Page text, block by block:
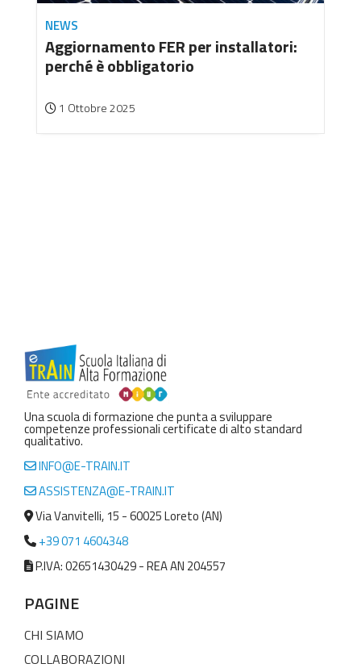
NEWS
Aggiornamento FER per installatori:
perché è obbligatorio
1 Ottobre 2025
Una scuola di formazione che punta a sviluppare
competenze professionali certificate di alto standard
qualitativo.
INFO@E-TRAIN.IT
ASSISTENZA@E-TRAIN.IT
Via Vanvitelli, 15 - 60025 Loreto (AN)
+39 071 4604348
P.IVA: 02651430429 - REA AN 204557
PAGINE
CHI SIAMO
COLLABORAZIONI